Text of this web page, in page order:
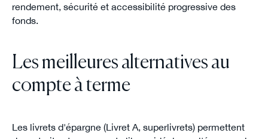
rendement, sécurité et accessibilité progressive des
fonds.
Les meilleures alternatives au
compte à terme
Les livrets d'épargne (Livret A, superlivrets) permettent